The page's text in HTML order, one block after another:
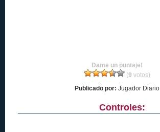
Dame un puntaje!
(9 votos)
Publicado por: Jugador Diario
Controles: